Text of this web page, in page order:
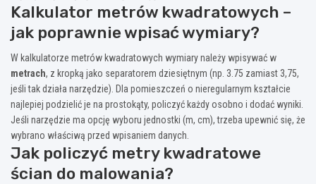
Kalkulator metrów kwadratowych –
jak poprawnie wpisać wymiary?
W kalkulatorze metrów kwadratowych wymiary należy wpisywać w
metrach, z kropką jako separatorem dziesiętnym (np. 3.75 zamiast 3,75,
jeśli tak działa narzędzie). Dla pomieszczeń o nieregularnym kształcie
najlepiej podzielić je na prostokąty, policzyć każdy osobno i dodać wyniki.
Jeśli narzędzie ma opcję wyboru jednostki (m, cm), trzeba upewnić się, że
wybrano właściwą przed wpisaniem danych.
Jak policzyć metry kwadratowe
ścian do malowania?